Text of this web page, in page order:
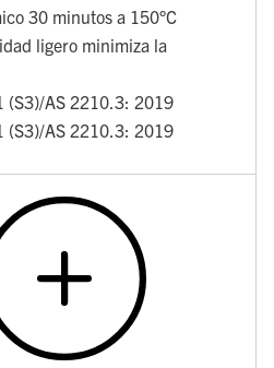
30 minutos a 150°C
ligero minimiza la
(S3)/AS 2210.3: 2019
(S3)/AS 2210.3: 2019